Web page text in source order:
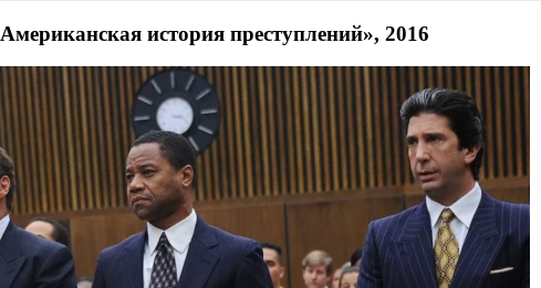
Американская история преступлений», 2016